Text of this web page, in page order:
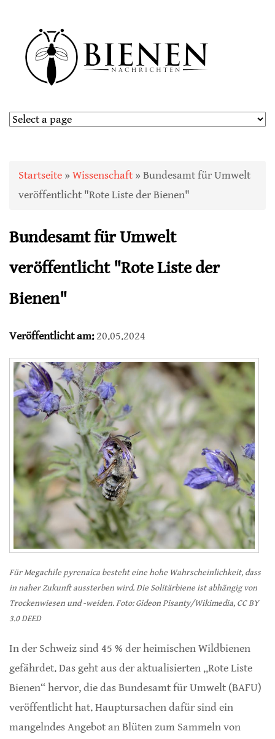
Sie sind hier
Startseite » Wissenschaft » Bundesamt für Umwelt
veröffentlicht "Rote Liste der Bienen"
Bundesamt für Umwelt
veröffentlicht "Rote Liste der
Bienen"
Veröffentlicht am:20.05.2024
Für Megachile pyrenaica besteht eine hohe Wahrscheinlichkeit, dass
in naher Zukunft aussterben wird. Die Solitärbiene ist abhängig von
Trockenwiesen und -weiden. Foto: Gideon Pisanty/Wikimedia, CC BY
3.0 DEED
In der Schweiz sind 45 % der heimischen Wildbienen
gefährdet. Das geht aus der aktualisierten „Rote Liste
Bienen“ hervor, die das Bundesamt für Umwelt (BAFU)
veröffentlicht hat. Hauptursachen dafür sind ein
mangelndes Angebot an Blüten zum Sammeln von